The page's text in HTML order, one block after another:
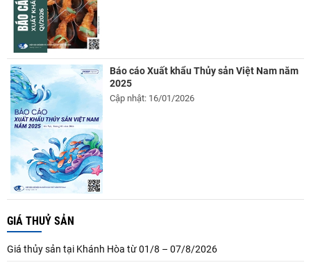
Báo cáo Xuất khẩu Thủy sản Việt Nam năm
2025
Cập nhật: 16/01/2026
GIÁ THUỶ SẢN
Giá thủy sản tại Khánh Hòa từ 01/8 – 07/8/2026